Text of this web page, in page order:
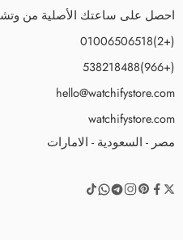
احصل على ساعتك الأصلية من
(+2)01006506518
(+966)538218488
hello@watchifystore.com
watchifystore.com
مصر - السعودية - الامارات